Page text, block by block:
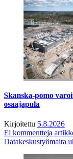
Skanska-pomo
osaajapula
Kirjoitettu 5.8.2026
Ei kommentteja
Datakeskustyömaita